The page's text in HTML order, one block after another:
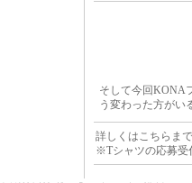
そして今回KONA
う変わった方がい
詳しくはこちらま
※Tシャツの応募受